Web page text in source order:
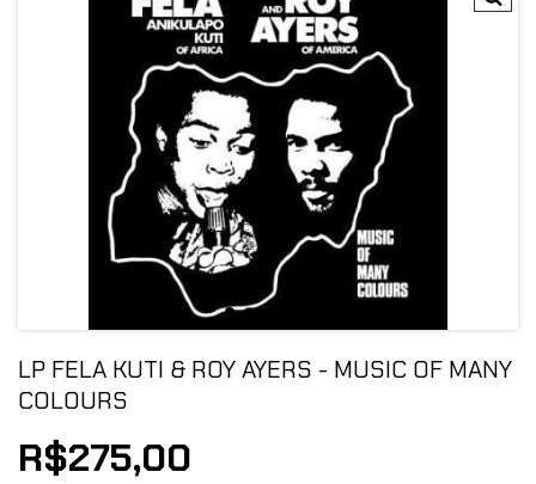
LP FELA KUTI & ROY AYERS - MUSIC OF MANY
COLOURS
R$275,00